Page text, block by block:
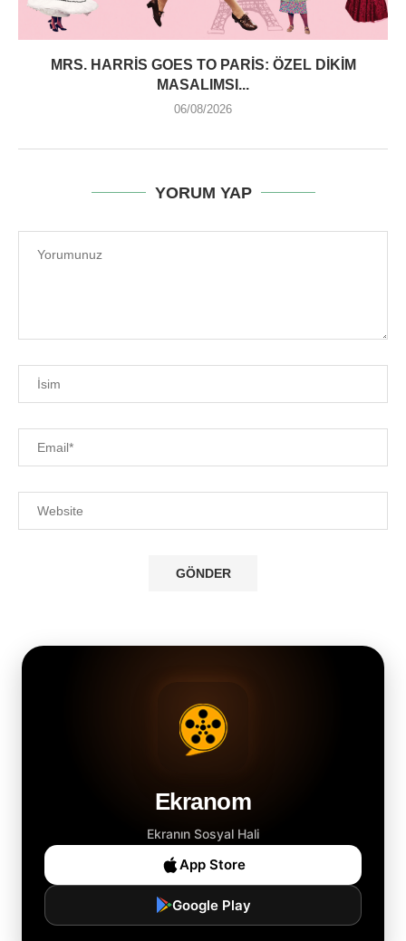
MRS. HARRIS GOES TO PARIS: ÖZEL DIKIM
MASALIMSI...
06/08/2026
YORUM YAP
Ekranom
Ekranın Sosyal Hali
App Store
Google Play